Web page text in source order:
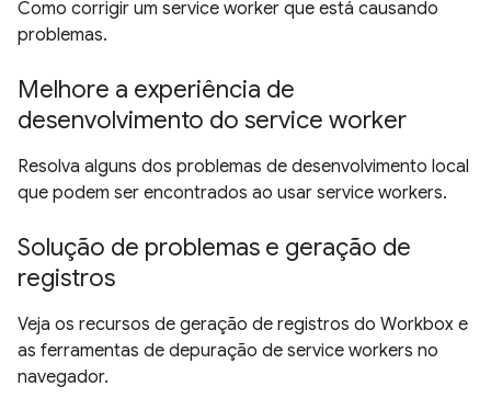
Como corrigir um service worker que está causando
problemas.
Melhore a experiência de
desenvolvimento do service worker
Resolva alguns dos problemas de desenvolvimento local
que podem ser encontrados ao usar service workers.
Solução de problemas e geração de
registros
Veja os recursos de geração de registros do Workbox e
as ferramentas de depuração de service workers no
navegador.